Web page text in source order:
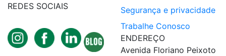
REDES SOCIAIS
Segurança e privacidade
Trabalhe Conosco
ENDEREÇO
Avenida Floriano Peixoto